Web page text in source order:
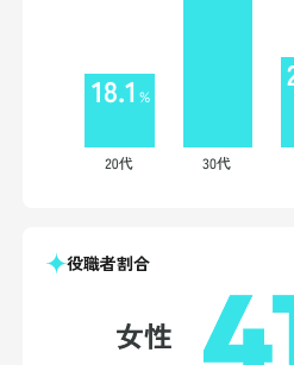
役職者割合